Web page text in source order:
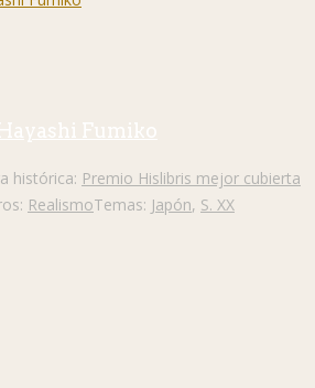
Fumiko
histórica: Premio Hislibris mejor cubierta
RealismoTemas: Japón, S. XX